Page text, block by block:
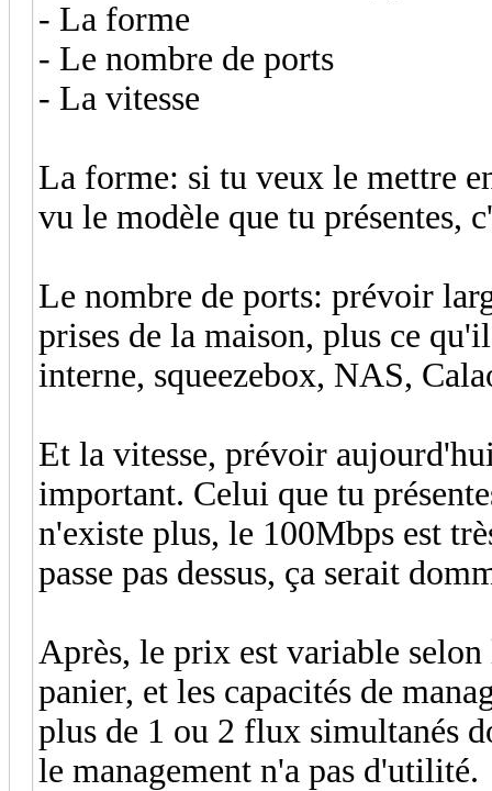
- La forme
- Le nombre de ports
- La vitesse
La forme: si tu veux le mettre
vu le modèle que tu présentes,
Le nombre de ports: prévoir
prises de la maison, plus ce
interne, squeezebox, NAS,
Et la vitesse, prévoir
important. Celui que tu
n'existe plus, le 100Mbps est
passe pas dessus, ça serait
Après, le prix est variable
panier, et les capacités de
plus de 1 ou 2 flux simultanés
le management n'a pas d'utilité.